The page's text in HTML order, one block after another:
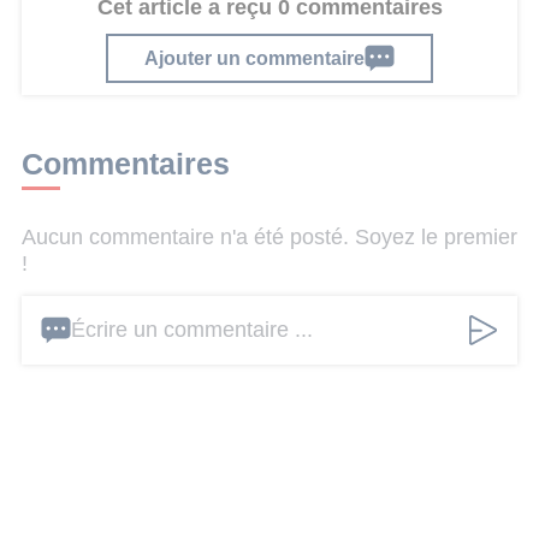
Cet article a reçu 0 commentaires
Ajouter un commentaire
Commentaires
Aucun commentaire n'a été posté. Soyez le premier
!
Écrire un commentaire ...